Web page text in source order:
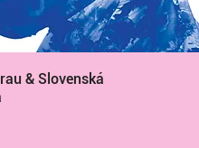
& Slovenská